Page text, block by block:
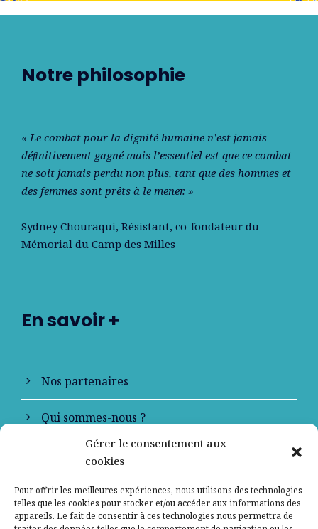
Gérer le consentement aux
cookies
Pour offrir les meilleures expériences, nous utilisons des technologies
telles que les cookies pour stocker et/ou accéder aux informations des
appareils. Le fait de consentir à ces technologies nous permettra de
Notre philosophie
« Le combat pour la dignité humaine n’est jamais
déﬁnitivement gagné mais l’essentiel est que ce combat
ne soit jamais perdu non plus, tant que des hommes et
des femmes sont prêts à le mener. »
Sydney Chouraqui, Résistant, co-fondateur du
Mémorial du Camp des Milles
En savoir +
Nos partenaires
Qui sommes-nous ?
Contactez-nous
Mentions légales